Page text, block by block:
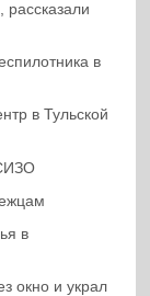
рассказали
в
в Тульской
в
окно и украл